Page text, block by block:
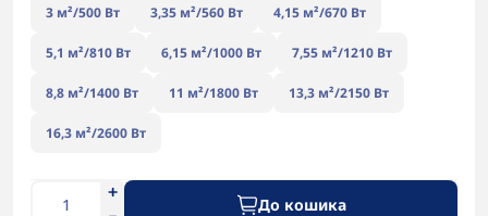
3 м²/500 Вт 3,35 м²/560 Вт 4,15 м²/670 Вт
5,1 м²/810 Вт 6,15 м²/1000 Вт 7,55 м²/1210 Вт
8,8 м²/1400 Вт 11 м²/1800 Вт 13,3 м²/2150 Вт
16,3 м²/2600 Вт
До кошика